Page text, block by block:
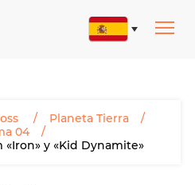
Planeta Tierra
04
y «Kid Dynamite»